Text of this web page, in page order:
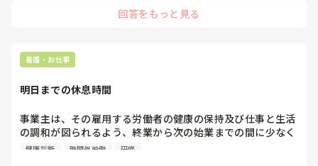
回答をもっと見る
看護・お仕事
明日までの休息時間
事業主は、その雇用する労働者の健康の保持及び仕事と生活
の調和が図られるよう、終業から次の始業までの間に少なく
とも十一時間の休息のための時間を確保するように努めなけ
健康診断 時間外労働 研修